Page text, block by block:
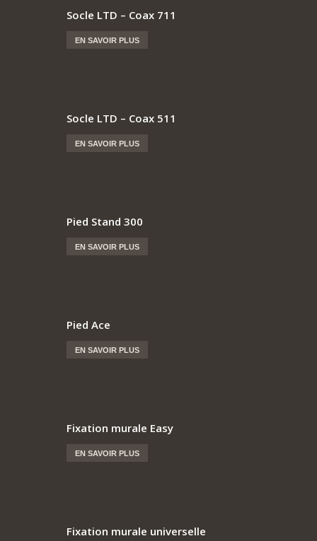
Socle LTD – Coax 711
EN SAVOIR PLUS
Socle LTD – Coax 511
EN SAVOIR PLUS
Pied Stand 300
EN SAVOIR PLUS
Pied Ace
EN SAVOIR PLUS
Fixation murale Easy
EN SAVOIR PLUS
Fixation murale universelle